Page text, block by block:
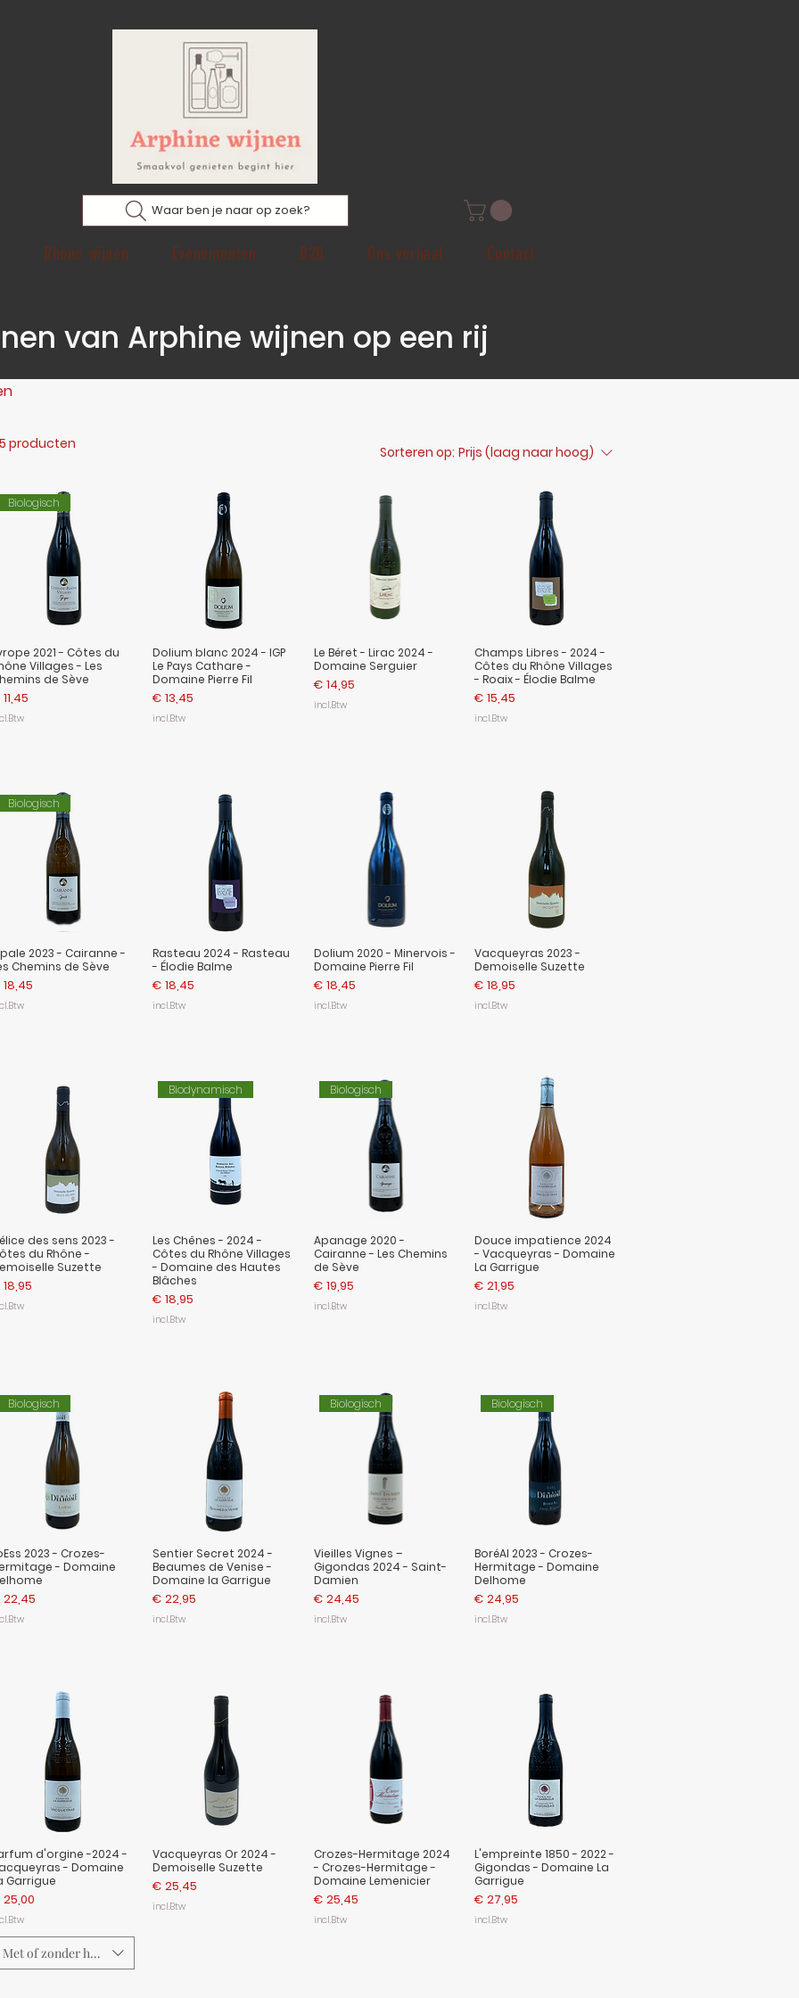
Waar ben je naar op zoek?
Rhône wijnen Evenementen B2B Ons verhaal Contact
van Arphine wijnen op een rij
producten Sorteren op: Prijs (laag naar hoog)
Biologisch
2021 - Côtes du
Villages - Les
de Sève
Dolium blanc 2024 - IGP
Le Pays Cathare -
Domaine Pierre Fil
Prijs
€ 13,45
incl.Btw
Le Béret - Lirac 2024 -
Domaine Serguier
Prijs
€ 14,95
incl.Btw
Champs Libres - 2024 -
Côtes du Rhône Villages
- Roaix - Élodie Balme
Prijs
€ 15,45
incl.Btw
Biologisch
2023 - Cairanne -
Chemins de Sève
Rasteau 2024 - Rasteau
- Élodie Balme
Prijs
€ 18,45
incl.Btw
Dolium 2020 - Minervois -
Domaine Pierre Fil
Prijs
€ 18,45
incl.Btw
Vacqueyras 2023 -
Demoiselle Suzette
Prijs
€ 18,95
incl.Btw
des sens 2023 -
du Rhône -
Suzette
Biodynamisch
Les Chênes - 2024 -
Côtes du Rhône Villages
- Domaine des Hautes
Blâches
Prijs
€ 18,95
incl.Btw
Biologisch
Apanage 2020 -
Cairanne - Les Chemins
de Sève
Prijs
€ 19,95
incl.Btw
Douce impatience 2024
- Vacqueyras - Domaine
La Garrigue
Prijs
€ 21,95
incl.Btw
Biologisch
2023 - Crozes-
- Domaine
Sentier Secret 2024 -
Beaumes de Venise -
Domaine la Garrigue
Prijs
€ 22,95
incl.Btw
Biologisch
Vieilles Vignes –
Gigondas 2024 - Saint-
Damien
Prijs
€ 24,45
incl.Btw
Biologisch
BoréAl 2023 - Crozes-
Hermitage - Domaine
Delhome
Prijs
€ 24,95
incl.Btw
d'orgine -2024 -
- Domaine
Garrigue
Met of zonder hout
Vacqueyras Or 2024 -
Demoiselle Suzette
Prijs
€ 25,45
incl.Btw
Crozes-Hermitage 2024
- Crozes-Hermitage -
Domaine Lemenicier
Prijs
€ 25,45
incl.Btw
L'empreinte 1850 - 2022 -
Gigondas - Domaine La
Garrigue
Prijs
€ 27,95
incl.Btw